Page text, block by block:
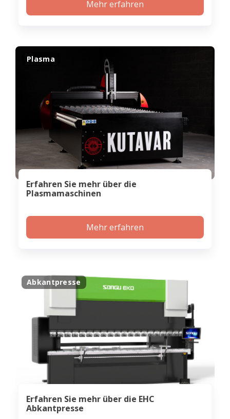
Mehr erfahren
Plasma
Erfahren Sie mehr über die
Plasmamaschinen
Mehr erfahren
Abkantpresse
Erfahren Sie mehr über die EHC
Abkantpresse